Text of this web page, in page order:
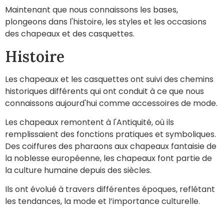
Maintenant que nous connaissons les bases,
plongeons dans l'histoire, les styles et les occasions
des chapeaux et des casquettes.
Histoire
Les chapeaux et les casquettes ont suivi des chemins
historiques différents qui ont conduit à ce que nous
connaissons aujourd'hui comme accessoires de mode.
Les chapeaux remontent à l'Antiquité, où ils
remplissaient des fonctions pratiques et symboliques.
Des coiffures des pharaons aux chapeaux fantaisie de
la noblesse européenne, les chapeaux font partie de
la culture humaine depuis des siècles.
Ils ont évolué à travers différentes époques, reflétant
les tendances, la mode et l’importance culturelle.